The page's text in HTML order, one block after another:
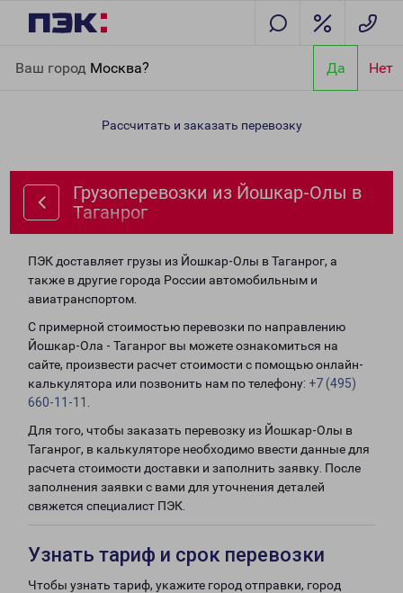
Ваш город Москва? Да Нет
Таганрог
Рассчитать и заказать перевозку
Грузоперевозки из Йошкар-Олы в
Таганрог
ПЭК доставляет грузы из Йошкар-Олы в Таганрог, а
также в другие города России автомобильным и
авиатранспортом.
С примерной стоимостью перевозки по направлению
Йошкар-Ола - Таганрог вы можете ознакомиться на
сайте, произвести расчет стоимости с помощью онлайн-
калькулятора или позвонить нам по телефону: +7 (495)
660-11-11
Для того, чтобы заказать перевозку из Йошкар-Олы в
Таганрог, в калькуляторе необходимо ввести данные для
расчета стоимости доставки и заполнить заявку. После
заполнения заявки с вами для уточнения деталей
свяжется специалист ПЭК.
Узнать тариф и срок перевозки
Чтобы узнать тариф, укажите город отправки, город